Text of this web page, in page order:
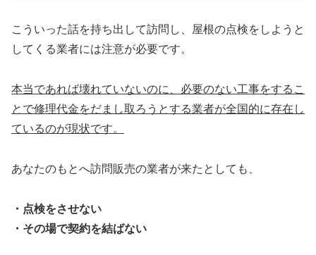
こういった話を持ち出して訪問し、屋根の点検をしようと
してくる業者には注意が必要です。
本当であれば壊れていないのに、必要のない工事をするこ
とで修理代金をだまし取ろうとする業者が全国的に存在し
ているのが現状です。
あなたのもとへ訪問販売の業者が来たとしても、
・点検をさせない
・その場で契約を結ばない